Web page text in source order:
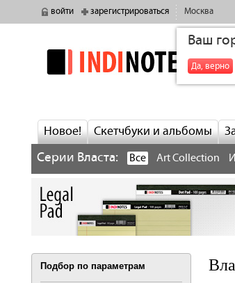
войти зарегистрироваться Москва
Ваш
Да, верно
indinotes
Новое! Скетчбуки и альбомы
Серии Власта: Все Art Collection
Подбор по параметрам